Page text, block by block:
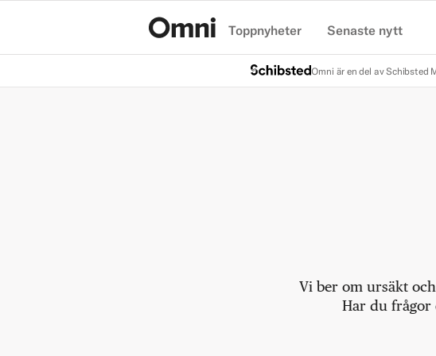
Toppnyheter Senaste nytt
Omni är en del av Schibsted
Vi ber om ursäkt
Har du frågor